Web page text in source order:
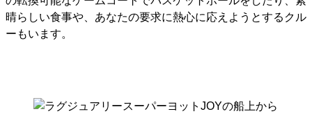
晴らしい食事や、あなたの要求に熱心に応えようとするクル
ーもいます。